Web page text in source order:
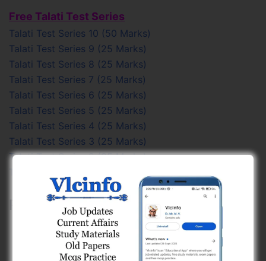
Free Talati Test Series
Talati Test Series 10 (50 Marks)
Talati Test Series 9 (25 Marks)
Talati Test Series 8 (25 Marks)
Talati Test Series 7 (25 Marks)
Talati Test Series 6 (25 Marks)
Talati Test Series 5 (25 Marks)
Talati Test Series 4 (25 Marks)
Talati Test Series 3 (25 Marks)
Talati Test Series 2 (25 Marks)
Related Posts:
કચ્છ જિલ્લો, ગુજરાત (Kachchh District, Gujarat)